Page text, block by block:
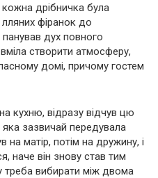
кожна дрібничка була
фіранок до
дух повного
створити атмосферу,
домі, причому гостем
кухню, відразу відчув цю
яка зазвичай передувала
на матір, потім на дружину, і
наче він знову став тим
вибирати між двома